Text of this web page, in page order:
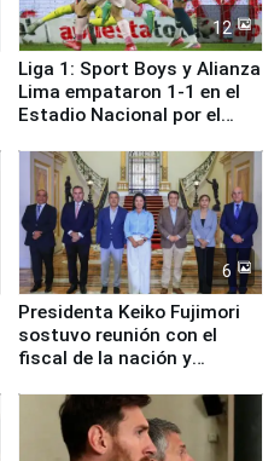
12
Liga 1: Sport Boys y Alianza
Lima empataron 1-1 en el
Estadio Nacional por el
6
Presidenta Keiko Fujimori
sostuvo reunión con el
fiscal de la nación y